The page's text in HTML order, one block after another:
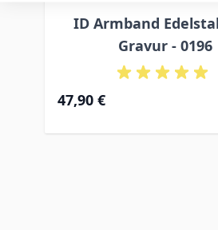
ID Armband
Gravur - 0196
47,90 €